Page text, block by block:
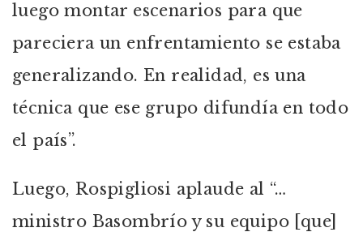
luego montar escenarios para que
pareciera un enfrentamiento se estaba
generalizando. En realidad, es una
técnica que ese grupo difundía en todo
el país”.
Luego, Rospigliosi aplaude al “…
ministro Basombrío y su equipo [que]